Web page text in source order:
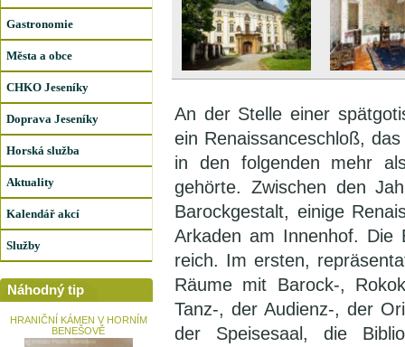
Gastronomie
Města a obce
CHKO Jeseníky
Doprava Jeseníky
Horská služba
Aktuality
Kalendář akcí
Služby
Náhodný tip
HRANIČNÍ KÁMEN V HORNÍM
BENEŠOVĚ
An der Stelle einer
ein Renaissanceschloß,
in den folgenden mehr
gehörte. Zwischen den
Barockgestalt, einige
Arkaden am Innenhof. Die
reich. Im ersten,
Räume mit Barock-,
Tanz-, der Audienz-, der
der Speisesaal, die